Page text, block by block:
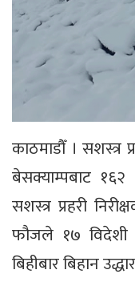
काठमाडौँ । सशस्त्र
बेसक्याम्पबाट
सशस्त्र प्रहरी
फौजले १७
बिहीबार बिहान